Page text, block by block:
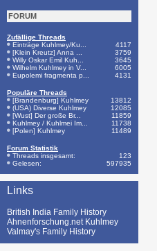
FORUM
Zufällige Threads
Einträge Kuhlmey/Ku...
4117
[Klein Kreutz] Anna ...
3759
Willy Oskar Emil Kuh...
3645
Wilhelm Kuhlmey in V...
6005
Eupolemi fragmenta p...
4131
Populäre Threads
[Brandenburg] Kuhlmey
13812
(USA) Diverse Kuhlmey
12085
[Wust] Der große Br...
11859
Kuhlmey / Kuhlmei Im...
11738
[Polen] Kuhlmey
11489
Forum Statistik
Threads insgesamt:
123
Gelesen:
597935
Links
British India Family History
Ahnenforschung.net Kuhlmey
Valmay's Family History